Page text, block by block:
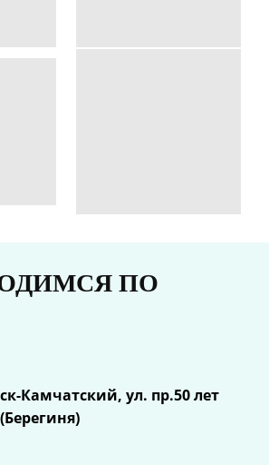
ПО
Камчатский, ул. пр.50 лет